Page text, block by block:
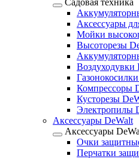
Садовая техника
Аксессуары
Мойки
Высоторезы
Воздуходувки
Компрессоры
Кусторезы
Электропилы
Аксессуары DeWalt
Аксессуары
Очки
Перчатки